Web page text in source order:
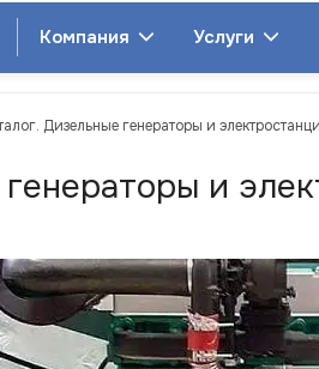
Компания Услуги
Дизельные генераторы и
генераторы и